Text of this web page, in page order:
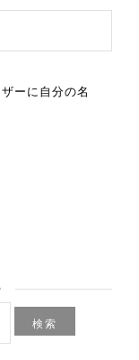
ーに自分の名